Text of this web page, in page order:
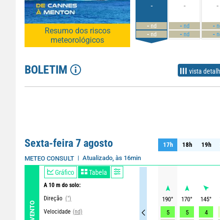
Resumo dos riscos
meteorológicos
-
- nd
- nd
-
- nd
- nd
-
-
-
BOLETIM vista
Sexta-feira 7 agosto
METEO CONSULT Atualizado, às 16min
VENTO
Gráfico Tabela
A 10 m do solo:
Direção (°)
Velocidade (nd)
17h 18h 19h
17h 18h 19h
190° 170° 145°
5
5 4